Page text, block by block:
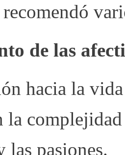
de las
hacia la
la
las pasiones.